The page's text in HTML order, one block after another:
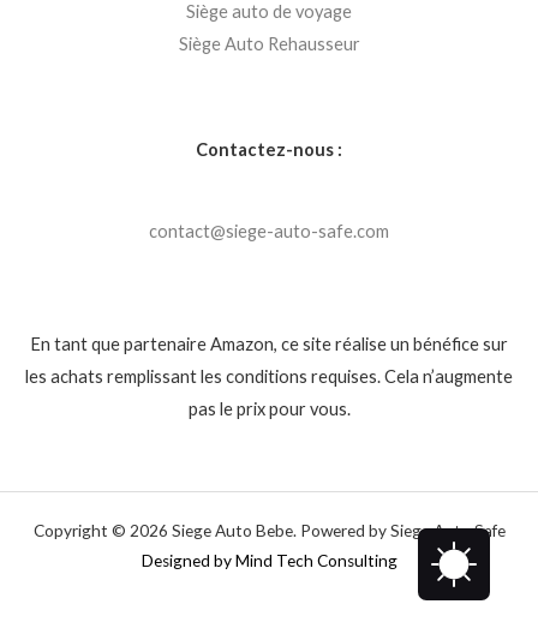
Siège auto de voyage
Siège Auto Rehausseur
Contactez-nous :
contact@siege-auto-safe.com
En tant que partenaire Amazon, ce site réalise un bénéfice sur
les achats remplissant les conditions requises. Cela n’augmente
pas le prix pour vous.
Copyright © 2026 Siege Auto Bebe. Powered by Siege Auto Safe
Designed by Mind Tech Consulting